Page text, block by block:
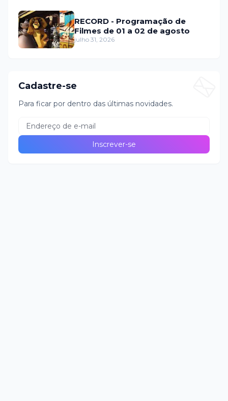
RECORD - Programação de
Filmes de 01 a 02 de agosto
julho 31, 2026
Cadastre-se
Para ficar por dentro das últimas novidades.